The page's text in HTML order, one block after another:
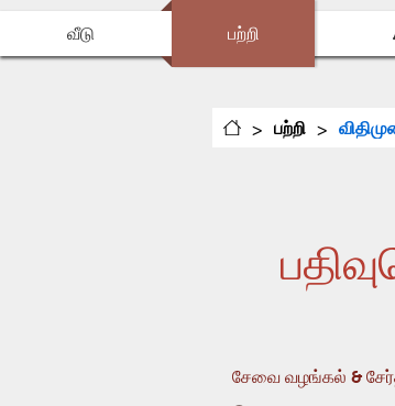
வீடு பற்றி
சேவை வழங்கல் &
> பற்றி >